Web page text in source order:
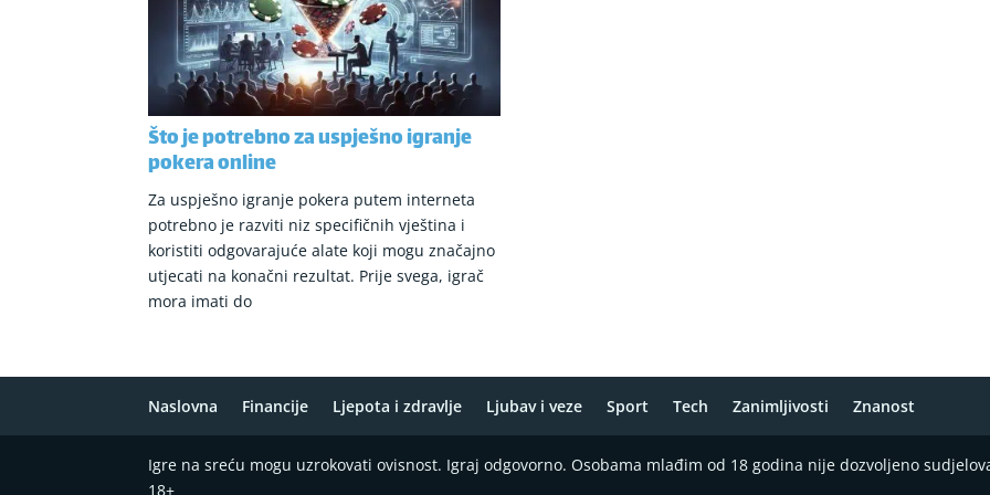
Što je potrebno za uspješno igranje
pokera online
Za uspješno igranje pokera putem interneta
potrebno je razviti niz specifičnih vještina i
koristiti odgovarajuće alate koji mogu značajno
utjecati na konačni rezultat. Prije svega, igrač
mora imati do
Naslovna Financije Ljepota i zdravlje Ljubav i veze Sport Tech Zanimljivosti Znanost
Igre na sreću mogu uzrokovati ovisnost. Igraj odgovorno. Osobama mlađim od 18 godina nije dozvoljeno
18+